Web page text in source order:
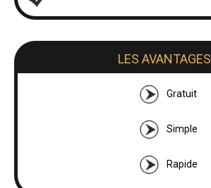
LES AVANTAGES
Gratuit
Simple
Rapide